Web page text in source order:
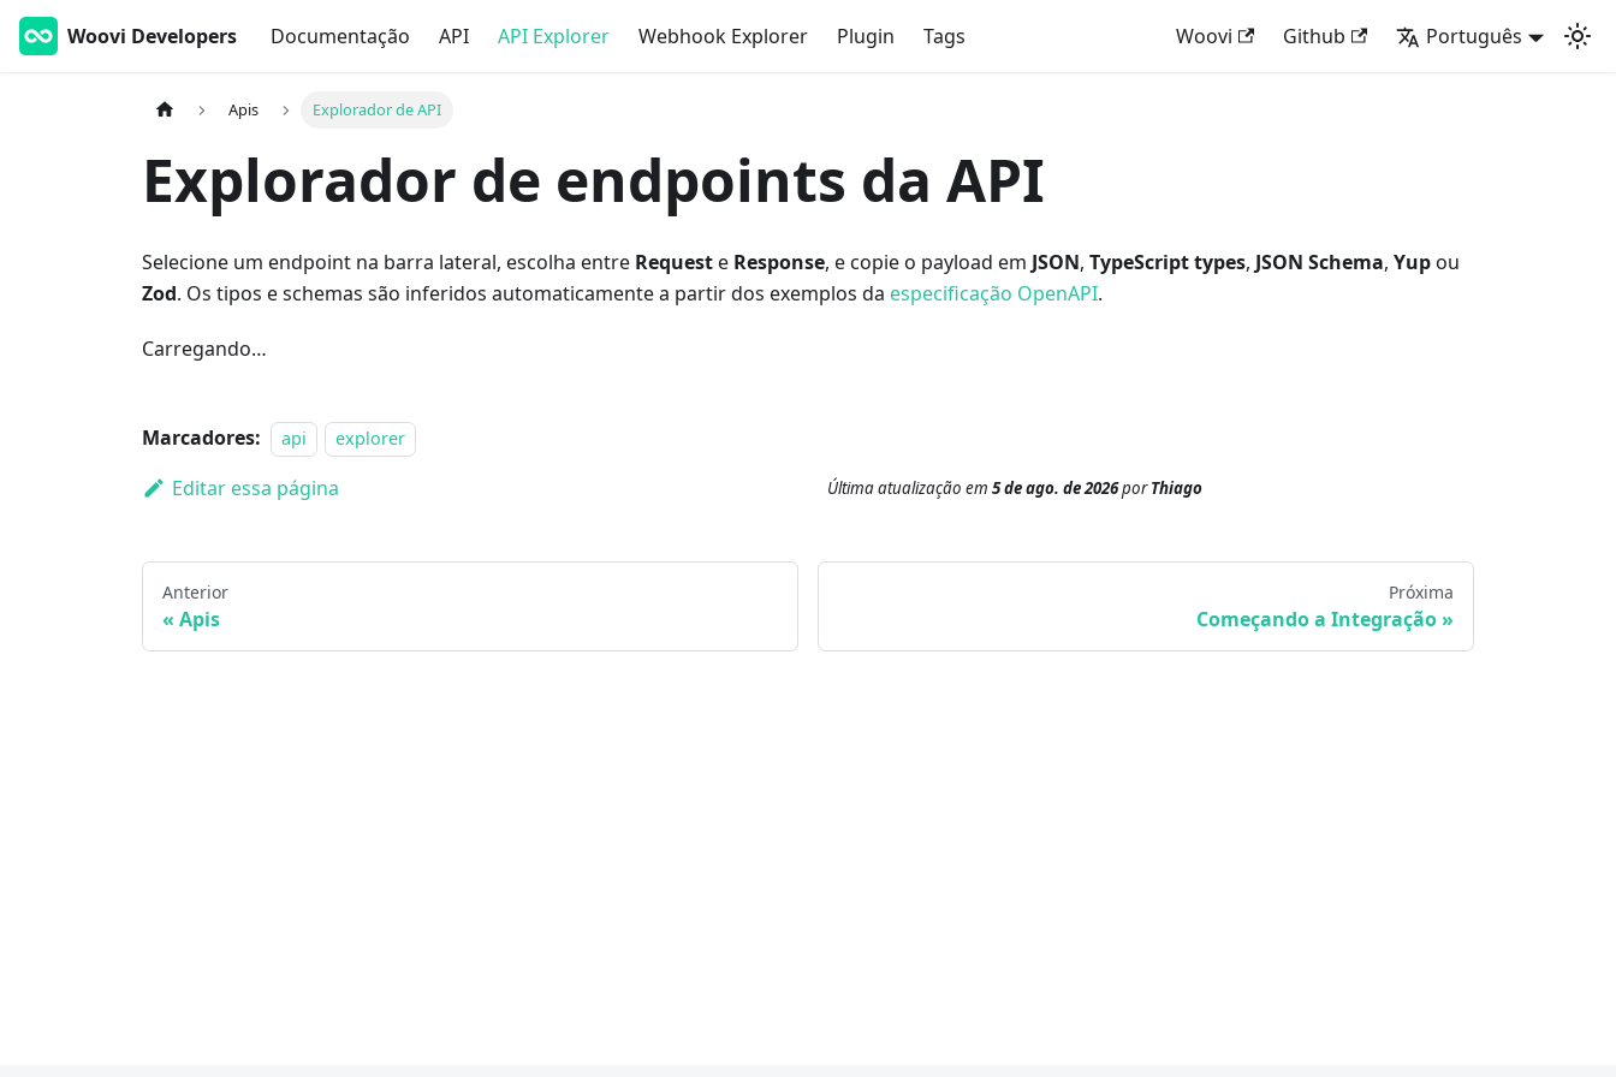
Woovi Developers Documentação API API Explorer Webhook Explorer Plugin Tags Woovi Github Português
Apis Explorador de API
Explorador de endpoints da API
Selecione um endpoint na barra lateral, escolha entre Requeste Response, e copie o payload em JSON, TypeScript types, JSON Schema, Yupou
Zod. Os tipos e schemas são inferidos automaticamente a partir dos exemplos da especificação OpenAPI.
Carregando…
Marcadores: api explorer
Editar essa página Última atualização em 5 de ago. de 2026porThiago
Anterior
Apis
Próxima
Começando a Integração